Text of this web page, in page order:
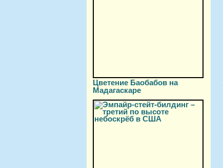
Цветение Баобабов на
Мадагаскаре